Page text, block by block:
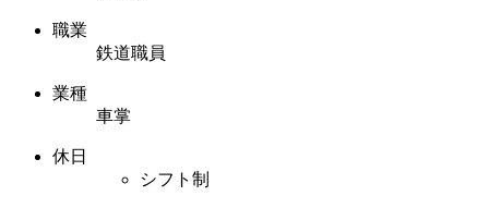
職業
鉄道職員
業種
車掌
休日
シフト制